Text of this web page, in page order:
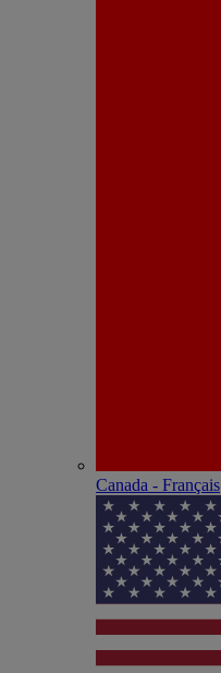
Canada - Français